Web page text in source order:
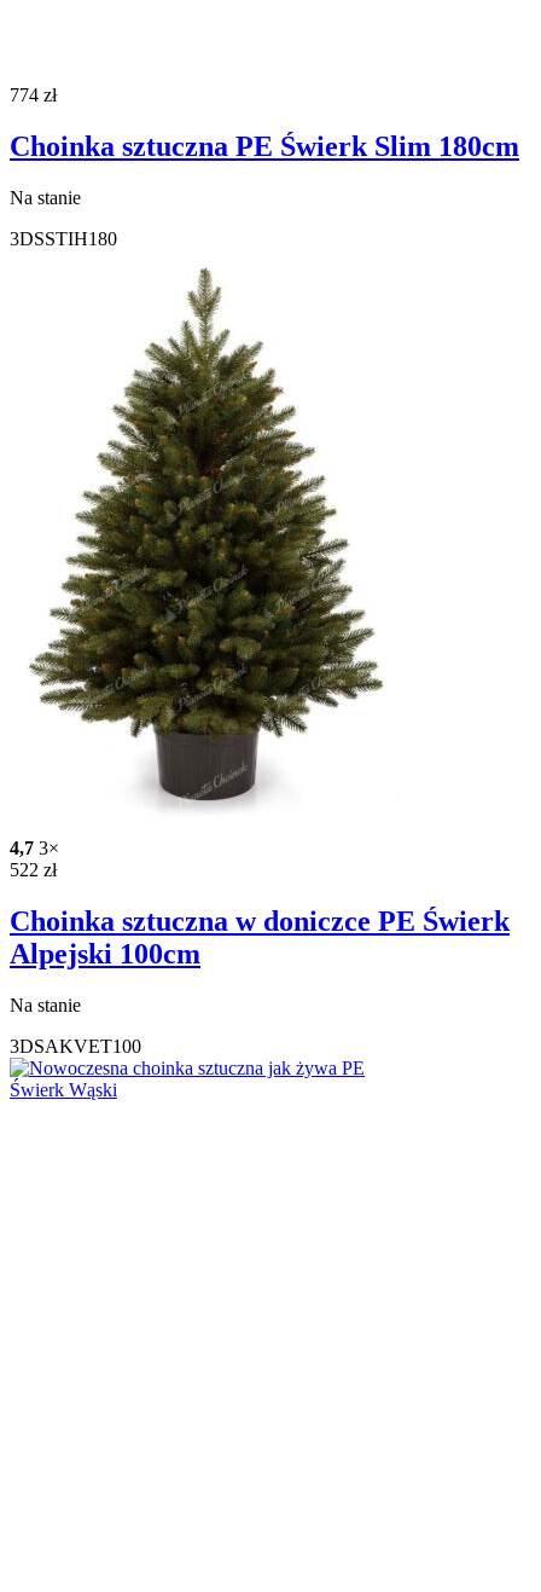
774 zł
Choinka sztuczna PE Świerk Slim 180cm
Na stanie
3DSSTIH180
4,7 3×
522 zł
Choinka sztuczna w doniczce PE Świerk
Alpejski 100cm
Na stanie
3DSAKVET100